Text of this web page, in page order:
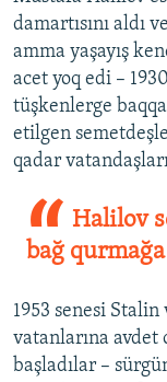
damartısını aldı
amma yaşayış
acet yoq edi –
tüşkenlerge
etilgen
qadar
Halilov
bağ
1953 senesi
vatanlarına avdet
başladılar –